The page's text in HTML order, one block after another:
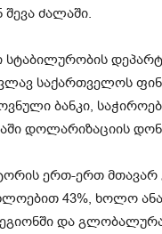
ძალაში.
საქართველოს
ბანკი,
დოლარიზაციის
ერთ-ერთ
43%, ხოლო
და